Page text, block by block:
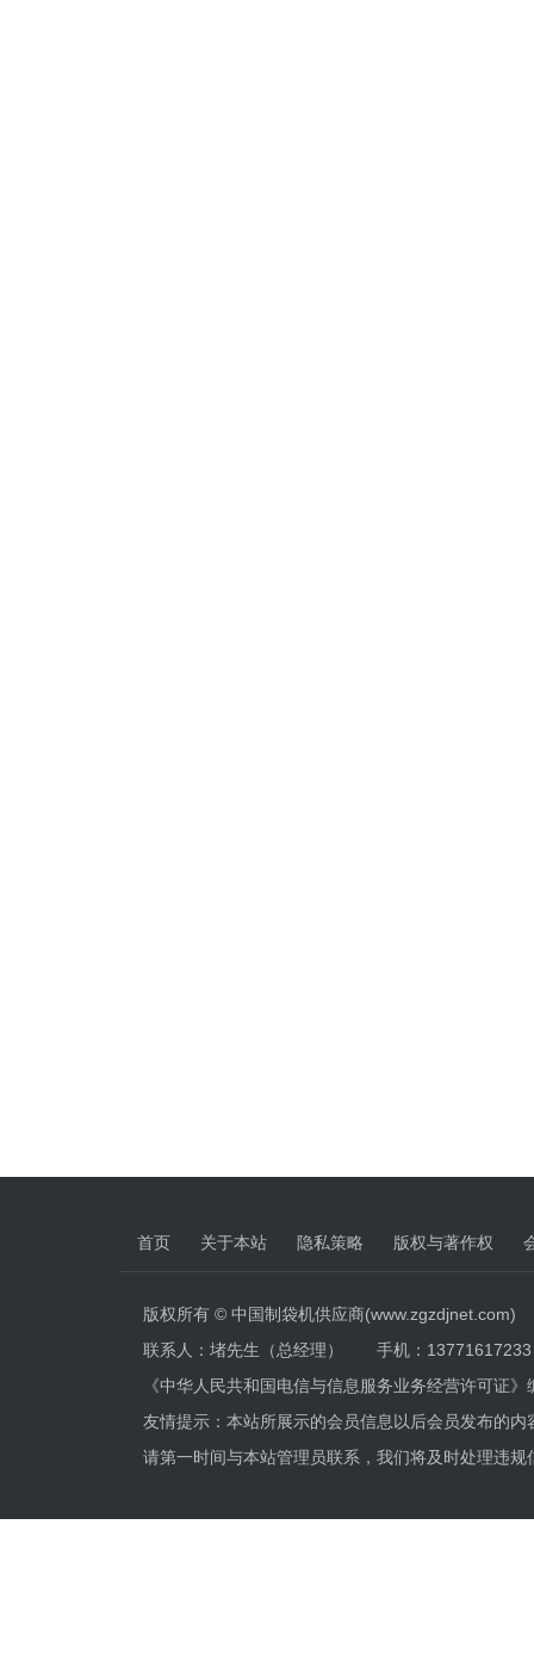
首页 关于本站 隐私策略 版权与著作权
版权所有 © 中国制袋机供应商(www.zgzdjnet.com)
联系人：堵先生（总经理） 手机：
《中华人民共和国电信与信息服务业务经营许可证》
友情提示：本站所展示的会员信息以后会员发布的
请第一时间与本站管理员联系，我们将及时处理违